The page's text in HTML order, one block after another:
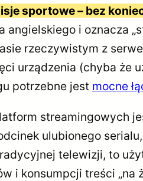
sportowe – bez
angielskiego i oznacza
rzeczywistym z
urządzenia (chyba
potrzebne jest mocne
streamingowych
ulubionego
telewizji, to
i konsumpcji treści „na